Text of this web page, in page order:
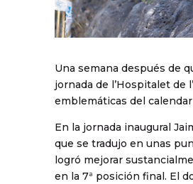
Una semana después de
jornada de l’Hospitalet de
emblemáticas del
En la jornada inaugural
que se tradujo en unas
logró mejorar
en la 7ª posición final. El